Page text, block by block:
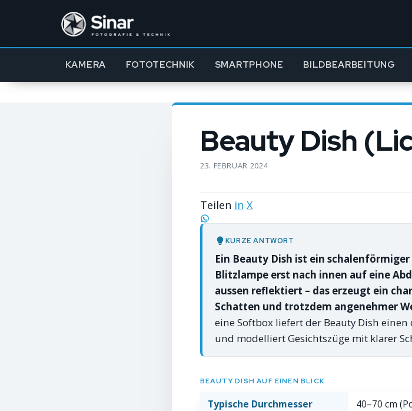
KAMERA FOTOTECHNIK SMARTPHONE BILDBEARBEITUNG
Beauty Dish
23. FEBRUAR 2024
Teilen in X
KURZE ANTWORT
Ein Beauty Dish ist ein schalenförmiger
Blitzlampe erst nach innen auf eine
aussen reflektiert – das erzeugt ein
Schatten und trotzdem angenehmer
eine Softbox liefert der Beauty Dish
und modelliert Gesichtszüge mit klarer
BEAUTY DISH AUF EINEN BLICK
Typische Durchmesser
40–70 cm